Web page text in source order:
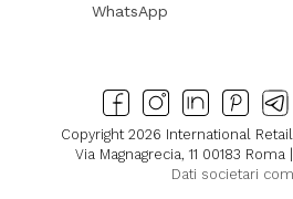
WhatsApp
Copyright 2026 International
Via Magnagrecia, 11 00183 Roma |
Dati societari